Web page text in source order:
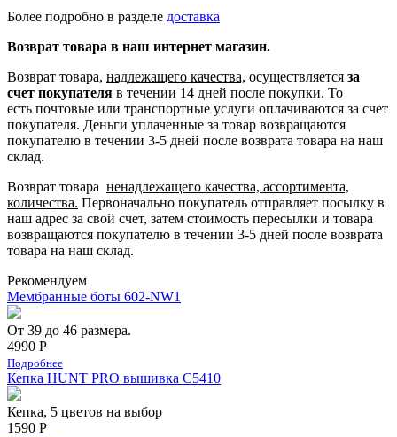
Более подробно в разделе доставка
Возврат товара в наш интернет магазин.
Возврат товара, надлежащего качества, осуществляется за
счет покупателя в течении 14 дней после покупки. То
есть почтовые или транспортные услуги оплачиваются за счет
покупателя. Деньги уплаченные за товар возвращаются
покупателю в течении 3-5 дней после возврата товара на наш
склад.
Возврат товара ненадлежащего качества, ассортимента,
количества. Первоначально покупатель отправляет посылку в
наш адрес за свой счет, затем стоимость пересылки и товара
возвращаются покупателю в течении 3-5 дней после возврата
товара на наш склад.
Рекомендуем
Мембранные боты 602-NW1
От 39 до 46 размера.
4990 Р
Подробнее
Кепка HUNT PRO вышивка С5410
Кепка, 5 цветов на выбор
1590 Р